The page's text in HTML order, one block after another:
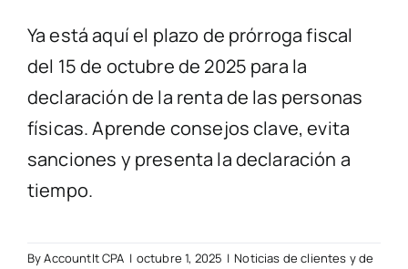
Ya está aquí el plazo de prórroga fiscal
del 15 de octubre de 2025 para la
declaración de la renta de las personas
físicas. Aprende consejos clave, evita
sanciones y presenta la declaración a
tiempo.
ByAccountIt CPA | octubre 1, 2025 | Noticias de clientes y de